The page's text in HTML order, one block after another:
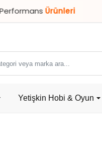
Ürünleri |
Yetişkin Hobi & Oyun